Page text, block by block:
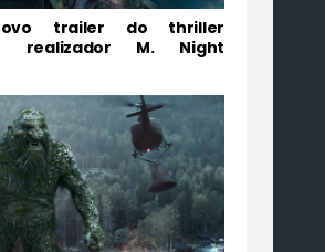
trailer do thriller
realizador M. Night